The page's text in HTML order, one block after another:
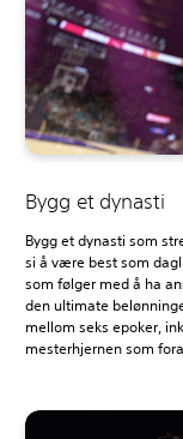
Bygg et dynasti
Bygg et dynasti som
si å være best som
som følger med å ha
den ultimate
mellom seks epoker,
mesterhjernen som